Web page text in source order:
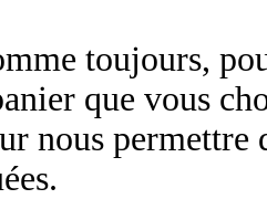
toujours,
que vous
nous permettre